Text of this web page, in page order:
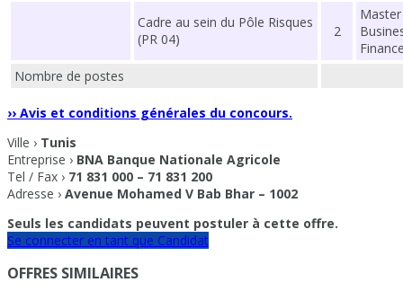
Cadre au sein du Pôle Risques
(PR 04)
2
Nombre de postes
›› Avis et conditions générales du concours.
Ville › Tunis
Entreprise › BNA Banque Nationale Agricole
Tel / Fax › 71 831 000 – 71 831 200
Adresse › Avenue Mohamed V Bab Bhar – 1002
Seuls les candidats peuvent postuler à cette offre.
Se connecter en tant que Candidat
OFFRES SIMILAIRES